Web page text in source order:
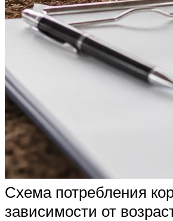
Схема потребления
зависимости от